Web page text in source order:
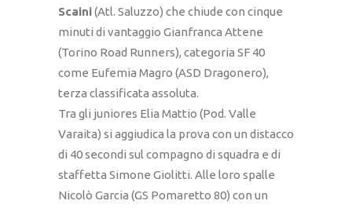
Scaini(Atl. Saluzzo) che chiude con cinque
minuti di vantaggio Gianfranca Attene
(Torino Road Runners), categoria SF 40
come Eufemia Magro (ASD Dragonero),
terza classificata assoluta.
Tra gli juniores Elia Mattio (Pod. Valle
Varaita) si aggiudica la prova con un distacco
di 40 secondi sul compagno di squadra e di
staffetta Simone Giolitti. Alle loro spalle
Nicolò Garcia (GS Pomaretto 80) con un